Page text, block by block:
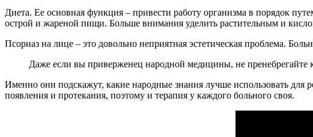
Диета. Ее основная функция – привести работу организма в порядок
острой и жареной пищи. Больше внимания уделить растительным и
Псориаз на лице – это довольно неприятная эстетическая проблема.
Даже если вы приверженец народной медицины, не пренебрегайте
Именно они подскажут, какие народные знания лучше использовать
появления и протекания, поэтому и терапия у каждого больного своя.